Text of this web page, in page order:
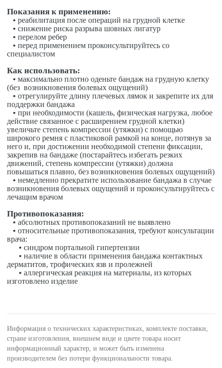
Показания к применению:
• реабилитация после операций на грудной клетке
•снижение риска разрыва шовных лигатур
• перелом ребер
• перед применением проконсультируйтесь со
специалистом
Как использовать:
• максимально плотно оденьте бандаж на грудную клетку
(без возникновения болевых ощущений)
• отрегулируйте длину плечевых лямок и закрепите их для
поддержки бандажа
• при необходимости (кашель, физическая нагрузка, любое
действие связанное с расширением грудной клетки)
увеличьте степень компрессии (утяжки) с помощью
широкого ремня с пластиковой рамкой на конце, потянув за
него и, при достижении необходимой степени фиксации,
закрепив на бандаже (постарайтесь избегать резких
движений, степень компрессии (утяжки) должна
повышаться плавно, без возникновения болевых ощущений)
• немедленно прекратите использование бандажа в случае
возникновения болевых ощущений и проконсультируйтесь с
лечащим врачом
Противопоказания:
•абсолютных противопоказаний не выявлено
• относительные противопоказания, требуют консультации
врача:
• синдром портальной гипертензии
• наличие в области применения бандажа контактных
дерматитов, трофических язв и пролежней
• аллергическая реакция на материалы, из которых
изготовлено изделие
Информация о технических характеристиках, комплекте поставки,
стране изготовления, внешнем виде и цвете товара носит
информационный характер, и может быть изменена
производителем без потери функциональности товара.